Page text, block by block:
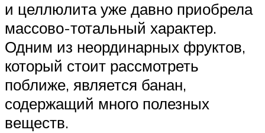
и целлюлита уже давно приобрела
массово-тотальный характер.
Одним из неординарных фруктов,
который стоит рассмотреть
поближе, является банан,
содержащий много полезных
веществ.